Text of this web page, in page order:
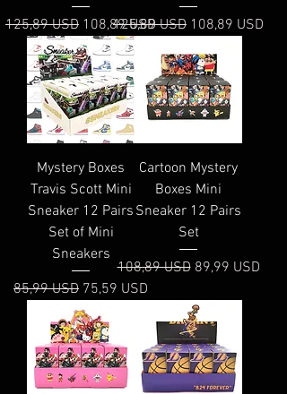
Prezzo regolare
125,89 USD Prezzo scontato
108,89 USD
Prezzo regolare
125,89 USD Prezzo scontato
108,89 USD
Mystery Boxes
Travis Scott Mini
Sneaker 12 Pairs
Set of Mini
Sneakers
Prezzo regolare
85,99 USD Prezzo scontato
75,59 USD
Cartoon Mystery
Boxes Mini
Sneaker 12 Pairs
Set
Prezzo regolare
108,89 USD Prezzo scontato
89,99 USD